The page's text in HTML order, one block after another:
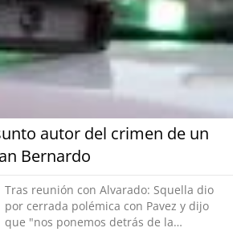
autor del crimen de un
Bernardo
Tras reunión con Alvarado: Squella dio
por cerrada polémica con Pavez y dijo
que "nos ponemos detrás de la